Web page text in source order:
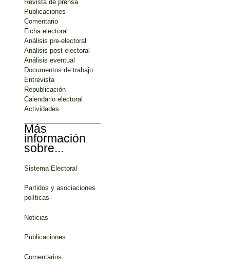
Revista de prensa
Publicaciones
Comentario
Ficha electoral
Análisis pre-electoral
Análisis post-electoral
Análisis eventual
Documentos de trabajo
Entrevista
Republicación
Calendario electoral
Actividades
Más
información
sobre...
Sistema Electoral
Partidos y asociaciones
políticas
Noticias
Publicaciones
Comentarios